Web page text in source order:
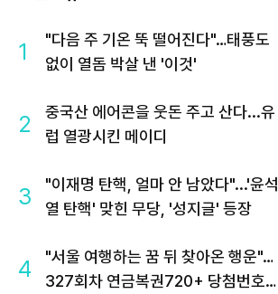
1
"다음 주 기온 뚝 떨어진다"…태풍도
없이 열돔 박살 낸 '이것'
2
중국산 에어콘을 웃돈 주고 산다...유
럽 열광시킨 메이디
3
"이재명 탄핵, 얼마 안 남았다"...'윤석
열 탄핵' 맞힌 무당, '성지글' 등장
4
"서울 여행하는 꿈 뒤 찾아온 행운"…
327회차 연금복권720+ 당첨번호조